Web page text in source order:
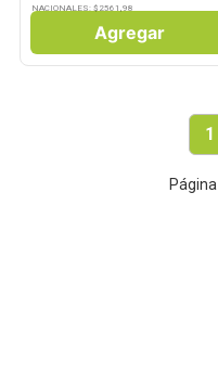
NACIONALES: $ 2561,98
Agregar
1
Página